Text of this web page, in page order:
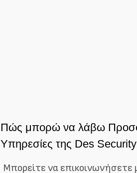
Πώς μπορώ να λάβω
Υπηρεσίες της Des
Μπορείτε να επικοινωνήσετε